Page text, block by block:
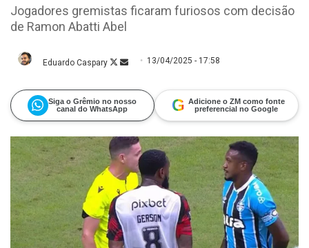
Jogadores gremistas ficaram furiosos com decisão
de Ramon Abatti Abel
Eduardo Caspary FollowMande
13/04/2025 - 17:58
Siga o Grêmio no nosso
canal do WhatsApp
G Adicione o ZM como fonte
preferencial no Google